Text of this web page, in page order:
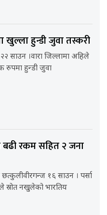
खुल्ला हुन्डी जुवा तस्करी
२२ साउन ।वारा जिल्लामा अहिले
रुपमा हुन्डी जुवा
रकम सहित २ जना
१६ साउन । पर्सा
स्रोत नखुलेको भारतिय